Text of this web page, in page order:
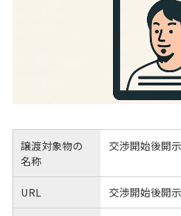
譲渡対象物の
名称
交渉開始後開示
URL 交渉開始後開示